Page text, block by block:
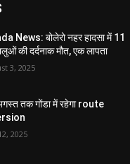
News: बोलेरो नहर हादसा में 11
की दर्दनाक मौत, एक लापता
3, 2025
तक गोंडा में रहेगा route
2025